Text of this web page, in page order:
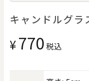
キャンドルグラ
¥770 税込